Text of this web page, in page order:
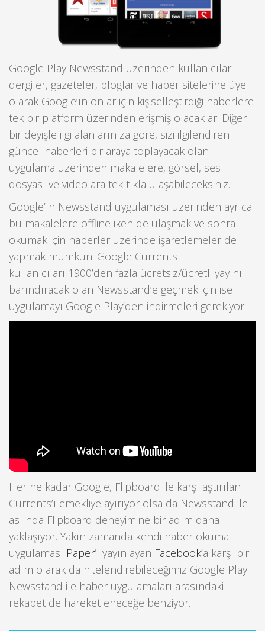
Google Play Newsstand üzerinden kullanıcılar
dergiler, gazeteler, bloglar ve haber sitelerine üye
olarak Google’ın onlar için kişiselleştirdiği haberlere
tek bir platform üzerinden erişmiş olacaklar. Diğer
bir deyişle ilgi alanlarınıza göre, sizi ilgilendiren
güncel haberleri bir araya toplayacak olan
uygulama üzerinden makalelere, görsel, ses
dosyası ve videolara tek tıkla ulaşabileceksiniz.
Google’ın Newsstand uygulaması üzerinden ayrıca
bu makalelere offline iken de ulaşmak ve sonra
okumak için haberler üzerinde işaretlemeler de
yapmak mümkün. Google Currents
kullanıcıları 1900’den fazla ücretsiz/ücretli yayını
barındıracak olan Newsstand’e geçmek için ise
uygulamayı Google Play’den indirmeleri gerekiyor.
Her ne kadar Google, Flipboard ile karşılaştırılan
Currents’ı emekliye ayırıyor olsa da Newsstand ile
aslında Flipboard deneyimine bir adım daha
yaklaşıyor. Yakın zamanda kendi haber okuma
uygulaması Paper‘ı yayınlayan Facebook‘a karşı bir
adım olarak da nitelendirebileceğimiz Google Play
Newsstand ile haber uygulamaları arasındaki
rekabet de hareketleneceğe benziyor.